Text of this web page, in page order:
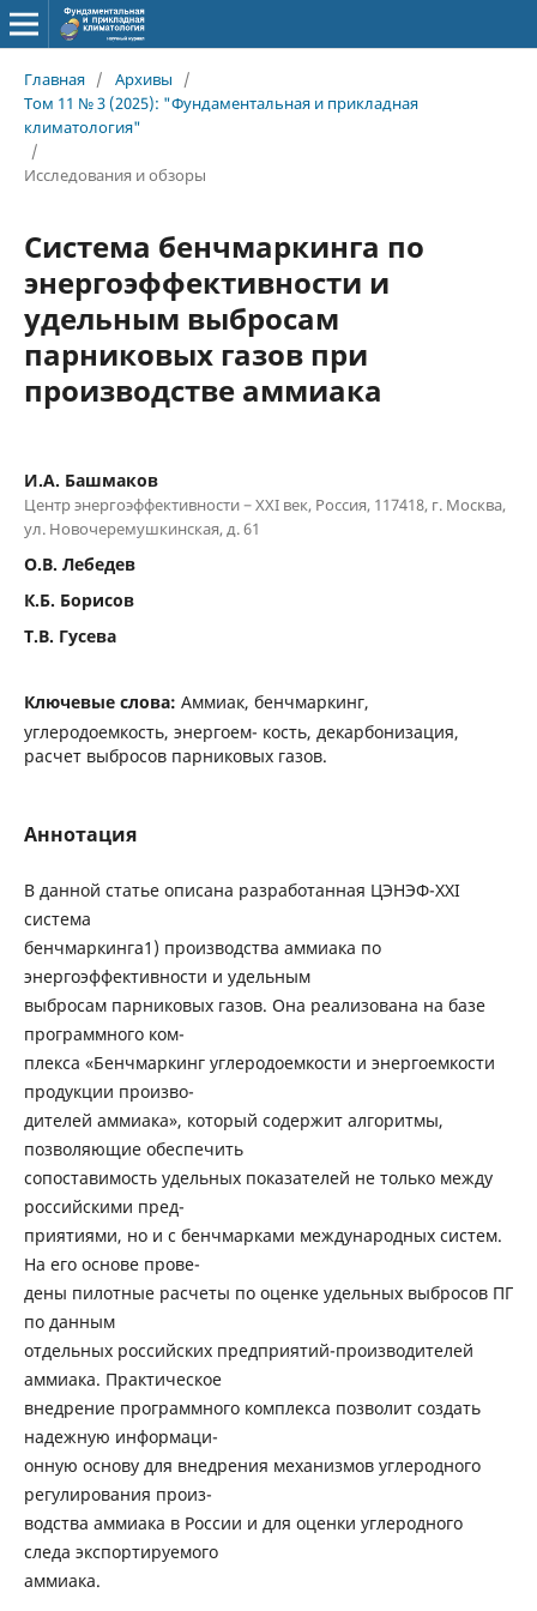
Главная / Архивы
/
Том 11 № 3 (2025): "Фундаментальная и прикладная
климатология"
/
Исследования и обзоры
Система бенчмаркинга по
энергоэффективности и
удельным выбросам
парниковых газов при
производстве аммиака
И.А. Башмаков
Центр энергоэффективности − XXI век, Россия, 117418, г. Москва,
ул. Новочеремушкинская, д. 61
О.В. Лебедев
К.Б. Борисов
Т.В. Гусева
Ключевые слова: Аммиак, бенчмаркинг,
углеродоемкость, энергоем- кость, декарбонизация,
расчет выбросов парниковых газов.
Аннотация
В данной статье описана разработанная ЦЭНЭФ-XXI
система
бенчмаркинга1) производства аммиака по
энергоэффективности и удельным
выбросам парниковых газов. Она реализована на базе
программного ком-
плекса «Бенчмаркинг углеродоемкости и энергоемкости
продукции произво-
дителей аммиака», который содержит алгоритмы,
позволяющие обеспечить
сопоставимость удельных показателей не только между
российскими пред-
приятиями, но и с бенчмарками международных систем.
На его основе прове-
дены пилотные расчеты по оценке удельных выбросов ПГ
по данным
отдельных российских предприятий-производителей
аммиака. Практическое
внедрение программного комплекса позволит создать
надежную информаци-
онную основу для внедрения механизмов углеродного
регулирования произ-
водства аммиака в России и для оценки углеродного
следа экспортируемого
аммиака.